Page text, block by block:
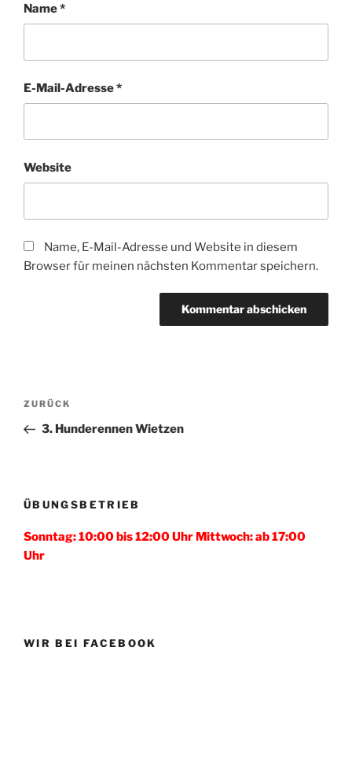
Name*
E-Mail-Adresse*
Website
Name, E-Mail-Adresse und Website in diesem
Browser für meinen nächsten Kommentar speichern.
Beitragsnavigation
Vorheriger
Beitrag
ZURÜCK
3. Hunderennen Wietzen
ÜBUNGSBETRIEB
Sonntag: 10:00 bis 12:00 Uhr Mittwoch: ab 17:00
Uhr
WIR BEI FACEBOOK